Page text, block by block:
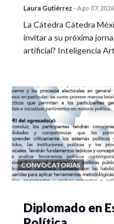
Laura Gutiérrez -Ago 07, 2026
La Cátedra Cátedra
invitar a su próxima
artificial? Inteligencia
CONVOCATORIAS
Diplomado en